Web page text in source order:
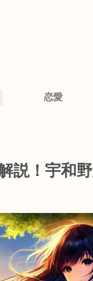
恋愛
説！宇和